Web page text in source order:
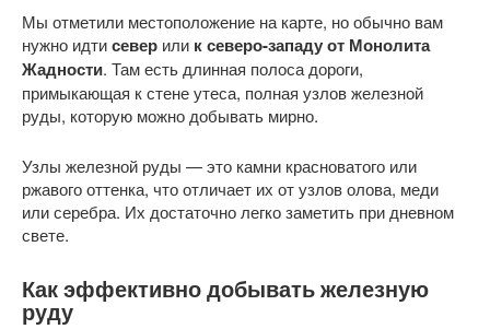
Мы отметили местоположение на карте, но обычно вам
нужно идтисевер или к северо-западу от Монолита
Жадности. Там есть длинная полоса дороги,
примыкающая к стене утеса, полная узлов железной
руды, которую можно добывать мирно.
Узлы железной руды — это камни красноватого или
ржавого оттенка, что отличает их от узлов олова, меди
или серебра. Их достаточно легко заметить при дневном
свете.
Как эффективно добывать железную
руду